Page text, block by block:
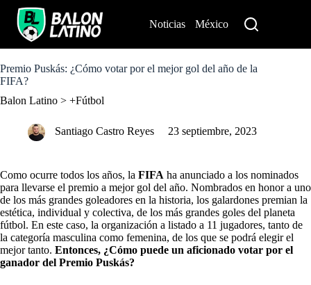
o
c
n
Noticias México
Premio Puskás: ¿Cómo votar por el mejor gol del año de la
FIFA?
Balon Latino > +Fútbol
Santiago Castro Reyes 23 septiembre, 2023
Como ocurre todos los años, la FIFA ha anunciado a los nominados
para llevarse el premio a mejor gol del año. Nombrados en honor a uno
de los más grandes goleadores en la historia, los galardones premian la
estética, individual y colectiva, de los más grandes goles del planeta
fútbol. En este caso, la organización a listado a 11 jugadores, tanto de
la categoría masculina como femenina, de los que se podrá elegir el
mejor tanto. Entonces, ¿Cómo puede un aficionado votar por el
ganador del Premio Puskás?